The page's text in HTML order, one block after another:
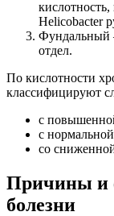
Helicobacter
Фундальный
отдел.
По кислотности
классифицируют
с
с
со
Причины и
болезни